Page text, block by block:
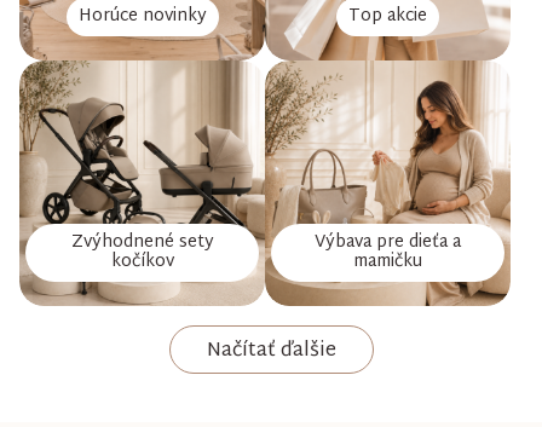
Horúce novinky Top akcie
Zvýhodnené sety
kočíkov
Výbava pre dieťa a
mamičku
Načítať ďalšie